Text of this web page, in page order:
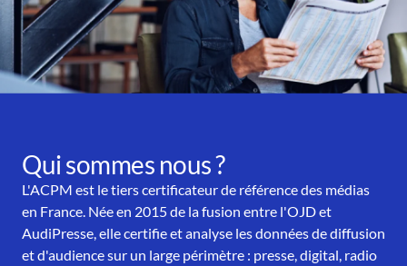
Qui sommes nous ?
L'ACPM est le tiers certificateur de référence des médias
en France. Née en 2015 de la fusion entre l'OJD et
AudiPresse, elle certifie et analyse les données de diffusion
et d'audience sur un large périmètre : presse, digital, radio